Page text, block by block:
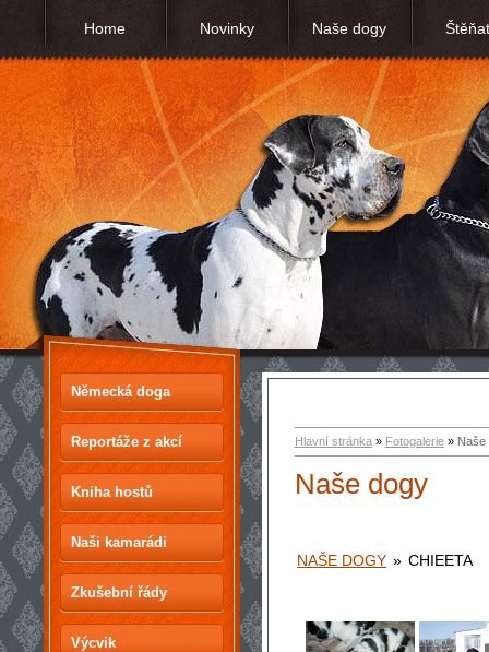
Home Novinky Naše dogy
Německá doga
Reportáže z akcí
Kniha hostů
Naši kamarádi
Zkušební řády
Výcvik
Hlavní stránka » Fotogalerie » Naše
Naše dogy
NAŠE DOGY » CHIEETA